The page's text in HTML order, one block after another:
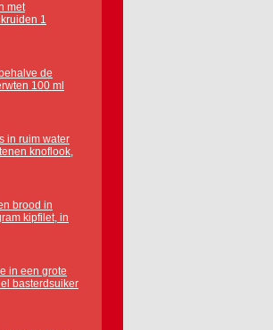
met
1
de
100 ml
in ruim water
knoflook,
brood in
kipfilet, in
in een grote
basterdsuiker